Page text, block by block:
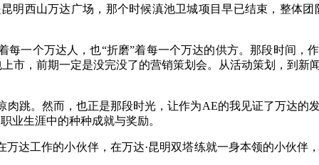
明西山万达广场，那个时候滇池卫城项目早已结束，整体
每一个万达人，也“折磨”着每一个万达的供方。那段时间，
市，前期一定是没完没了的营销策划会。从活动策划，到新
跳。然而，也正是那段时光，让作为AE的我见证了万达的
业生涯中的种种成就与奖励。
万达工作的小伙伴，在万达·昆明双塔练就一身本领的小伙伴